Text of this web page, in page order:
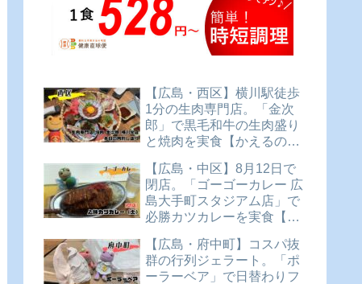
【広島・西区】横川駅徒歩
1分の生肉専門店。「金次
郎」で黒毛和牛の生肉盛り
と焼肉を実食【かえるのピ
【広島・中区】8月12日で
閉店。「ゴーゴーカレー 広
島大手町スタジアム店」で
必勝カツカレーを実食【か
ュー】
【広島・府中町】コスパ抜
群の行列ジェラート。「ポ
ーラーベア」で日替わりフ